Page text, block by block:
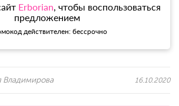
Erborian, чтобы воспользоваться
предложением
действителен: бессрочно
Владимирова 16.10.2020